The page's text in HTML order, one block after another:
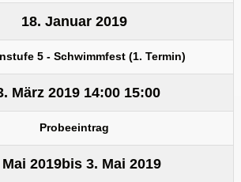
18. Januar 2019
5 - Schwimmfest (1. Termin)
März 201914:00 15:00
Probeeintrag
2019bis 3. Mai 2019